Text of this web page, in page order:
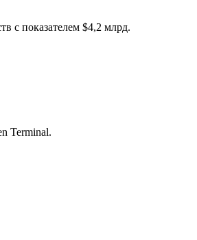
с показателем $4,2 млрд.
Terminal.